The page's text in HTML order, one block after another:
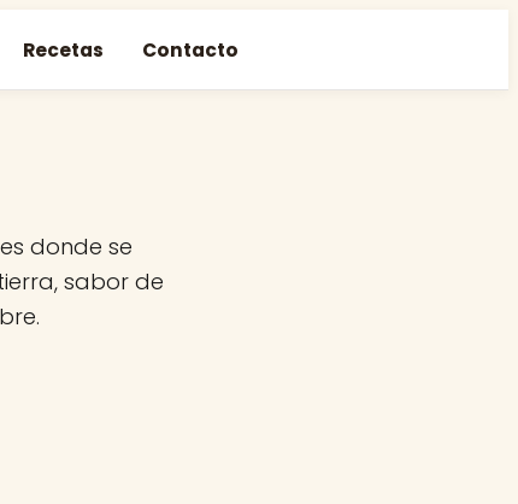
Recetas Contacto
donde se
sabor de